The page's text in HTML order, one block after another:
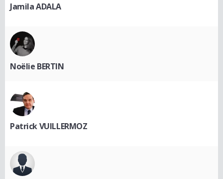
Jamila ADALA
Noëlie BERTIN
Patrick VUILLERMOZ